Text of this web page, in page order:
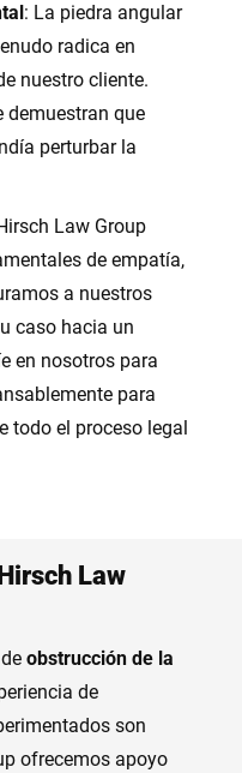
: La piedra angular
radica en
nuestro cliente.
demuestran que
perturbar la
Law Group
de empatía,
a nuestros
caso hacia un
en nosotros para
para
todo el proceso legal
Law
obstrucción de la
de
son
ofrecemos apoyo